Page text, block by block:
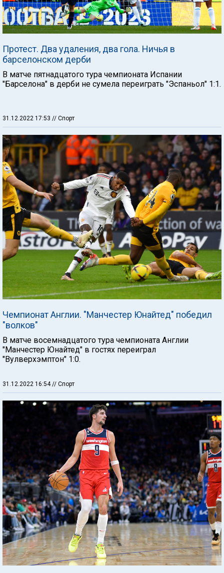
Протест. Два удаления, два гола. Ничья в
барселонском дерби
В матче пятнадцатого тура чемпионата Испании
"Барселона" в дерби не сумела переиграть "Эспаньол" 1:1.
31.12.2022 17:53 // Спорт
Чемпионат Англии. "Манчестер Юнайтед" победил
"волков"
В матче восемнадцатого тура чемпионата Англии
"Манчестер Юнайтед" в гостях переиграл
"Вулверхэмптон" 1:0.
31.12.2022 16:54// Спорт